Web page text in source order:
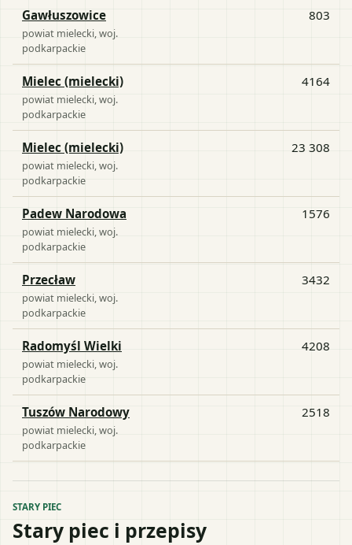
Gawłuszowice
powiat mielecki , woj.
podkarpackie
803
Mielec (mielecki)
powiat mielecki , woj.
podkarpackie
4164
Mielec (mielecki)
powiat mielecki , woj.
podkarpackie
23 308
Padew Narodowa
powiat mielecki , woj.
podkarpackie
1576
Przecław
powiat mielecki , woj.
podkarpackie
3432
Radomyśl Wielki
powiat mielecki , woj.
podkarpackie
4208
Tuszów Narodowy
powiat mielecki , woj.
podkarpackie
2518
STARY PIEC
Stary piec i przepisy